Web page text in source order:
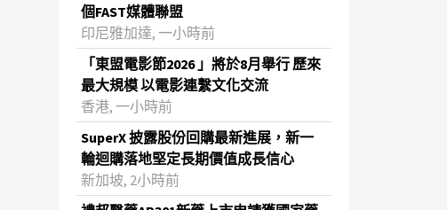
個FAST媒體聯盟
印尼雅加達, 一小時前
「東盟電影節2026 」將於8月舉行 歷來
最大規模 以電影連繫文化交流
香港, 一小時前
SuperX 披露股份回購最新進展，新一
輪迴購落地堅定長期價值成長信心
新加坡, 2小時前